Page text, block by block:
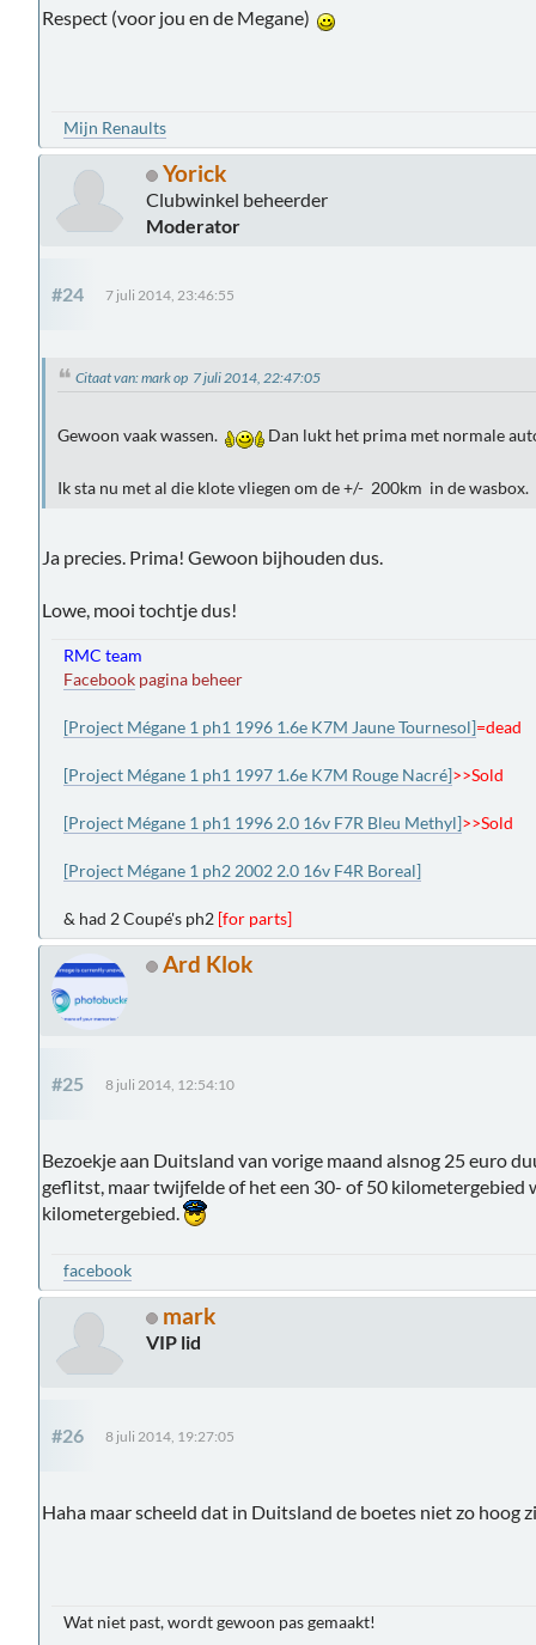
Respect (voor jou en de Megane)
Mijn Renaults
Yorick
Clubwinkel beheerder
Moderator
#24 7 juli 2014, 23:46:55
Citaat van: mark op 7 juli 2014, 22:47:05
Gewoon vaak wassen. Dan lukt het prima met normale
Ik sta nu met al die klote vliegen om de +/- 200km in de wasbox.
Ja precies. Prima! Gewoon bijhouden dus.
Lowe, mooi tochtje dus!
RMC team
Facebook pagina beheer
[Project Mégane 1 ph1 1996 1.6e K7M Jaune Tournesol]=dead
[Project Mégane 1 ph1 1997 1.6e K7M Rouge Nacré]>>Sold
[Project Mégane 1 ph1 1996 2.0 16v F7R Bleu Methyl]>>Sold
[Project Mégane 1 ph2 2002 2.0 16v F4R Boreal]
& had 2 Coupé's ph2 [for parts]
Ard Klok
#25 8 juli 2014, 12:54:10
Bezoekje aan Duitsland van vorige maand alsnog 25 euro
geflitst, maar twijfelde of het een 30- of 50 kilometergebied
kilometergebied.
facebook
mark
VIP lid
#26 8 juli 2014, 19:27:05
Haha maar scheeld dat in Duitsland de boetes niet zo hoog
Wat niet past, wordt gewoon pas gemaakt!